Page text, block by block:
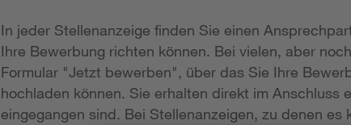
In jeder Stellenanzeige finden Sie einen
Ihre Bewerbung richten können. Bei vielen, aber
Formular "Jetzt bewerben", über das Sie Ihre
hochladen können. Sie erhalten direkt im Anschluss
eingegangen sind. Bei Stellenanzeigen, zu denen